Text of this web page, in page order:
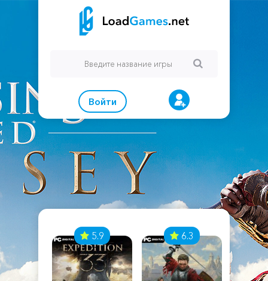
Войти
5.9 6.3